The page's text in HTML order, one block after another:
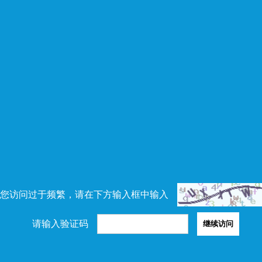
访问过于频繁，请在下方输入框中输入
请输入验证码 继续访问